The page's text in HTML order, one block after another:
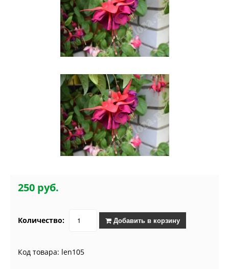
250 руб.
Количество: Добавить в корзину
Код товара: len105